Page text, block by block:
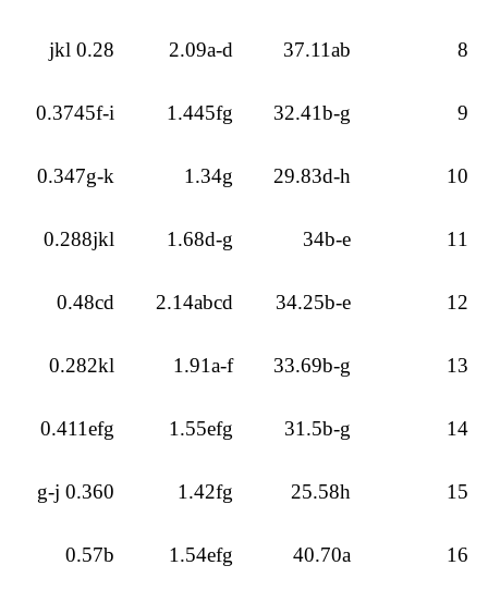
8
37.11ab
2.09a-d
0.28 jkl
9
32.41b-g
1.445fg
0.3745f-i
10
29.83d-h
1.34g
0.347g-k
11
34b-e
1.68d-g
0.288jkl
12
34.25b-e
2.14abcd
0.48cd
13
33.69b-g
1.91a-f
0.282kl
14
31.5b-g
1.55efg
0.411efg
15
25.58h
1.42fg
0.360 g-j
16
40.70a
1.54efg
0.57b